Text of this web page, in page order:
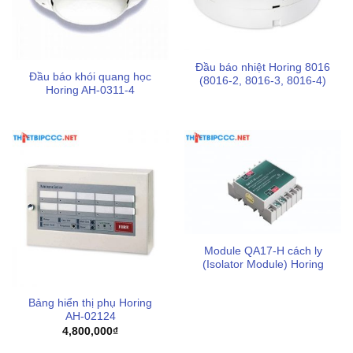
Chuyên kinh doanh các sản phẩmthiết bị chữa cháy
Giá cả phải chăng, báo giá theo từng số lượng cụ thể
Chính sách bảo hành minh bạch, chu đáo sau khi mua,
Sản phẩm có tem kiểm định chất lượng an toàn bởi cơ
quan pccc theo quy định Việt Nam
Dịch vụ giao hàng nhanh chóng, hỗ trợ chi phí vận
chuyển tối ưu cho từng khu vực của khách hàng
đơn giản hóa quy trình kiểm tra đầu báo nhiệt, đảm bảo hệ
thống luôn sẵn sàng ứng phó với hỏa hoạn. Việc đầu tư
Đầu báo khói quang học
Horing AH-0311-4
Đầu báo nhiệt Horing 8016
(8016-2, 8016-3, 8016-4)
Bảng hiển thị phụ Horing
AH-02124
4,800,000₫
Module QA17-H cách ly
(Isolator Module) Horing